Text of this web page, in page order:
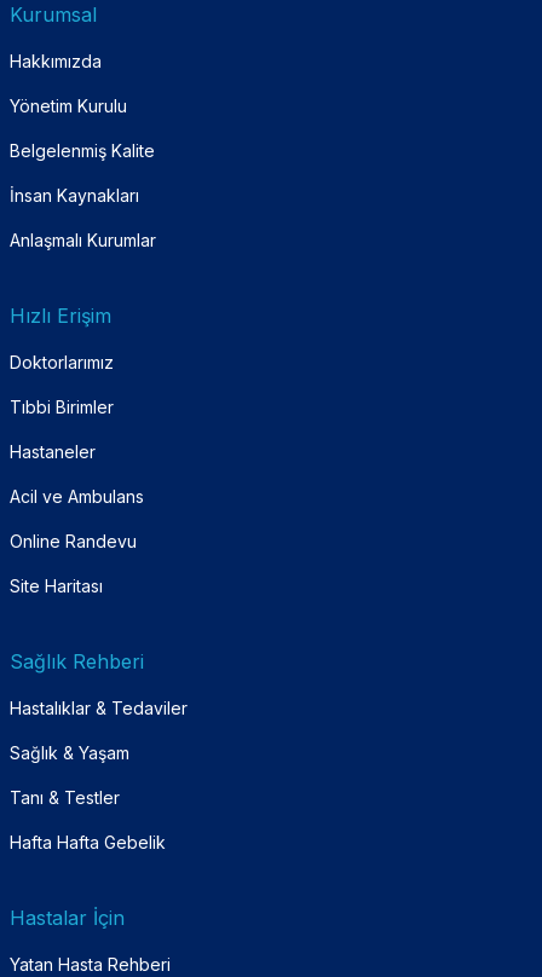
Kurumsal
Hakkımızda
Yönetim Kurulu
Belgelenmiş Kalite
İnsan Kaynakları
Anlaşmalı Kurumlar
Hızlı Erişim
Doktorlarımız
Tıbbi Birimler
Hastaneler
Acil ve Ambulans
Online Randevu
Site Haritası
Sağlık Rehberi
Hastalıklar & Tedaviler
Sağlık & Yaşam
Tanı & Testler
Hafta Hafta Gebelik
Hastalar İçin
Yatan Hasta Rehberi